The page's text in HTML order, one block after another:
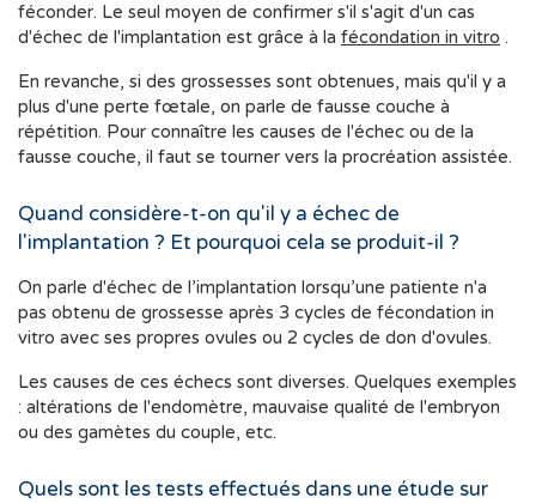
féconder. Le seul moyen de confirmer s'il s'agit d'un cas
d'échec de l'implantation est grâce à la fécondation in vitro .
En revanche, si des grossesses sont obtenues, mais qu'il y a
plus d'une perte fœtale, on parle de fausse couche à
répétition. Pour connaître les causes de l'échec ou de la
fausse couche, il faut se tourner vers la procréation assistée.
Quand considère-t-on qu'il y a échec de
l'implantation ? Et pourquoi cela se produit-il ?
On parle d'échec de l’implantation lorsqu’une patiente n'a
pas obtenu de grossesse après 3 cycles de fécondation in
vitro avec ses propres ovules ou 2 cycles de don d'ovules.
Les causes de ces échecs sont diverses. Quelques exemples
: altérations de l'endomètre, mauvaise qualité de l'embryon
ou des gamètes du couple, etc.
Quels sont les tests effectués dans une étude sur